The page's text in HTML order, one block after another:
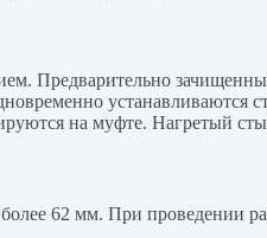
Предварительно
на муфте. Нагретый
62 мм. При проведении